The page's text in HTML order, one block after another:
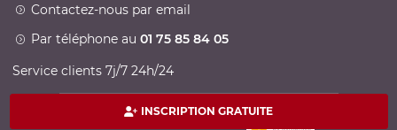
INSCRIPTION GRATUITE
Contactez-nous par email
Par téléphone au 01 75 85 84 05
Service clients 7j/7 24h/24
Paiement 100% sécurisé